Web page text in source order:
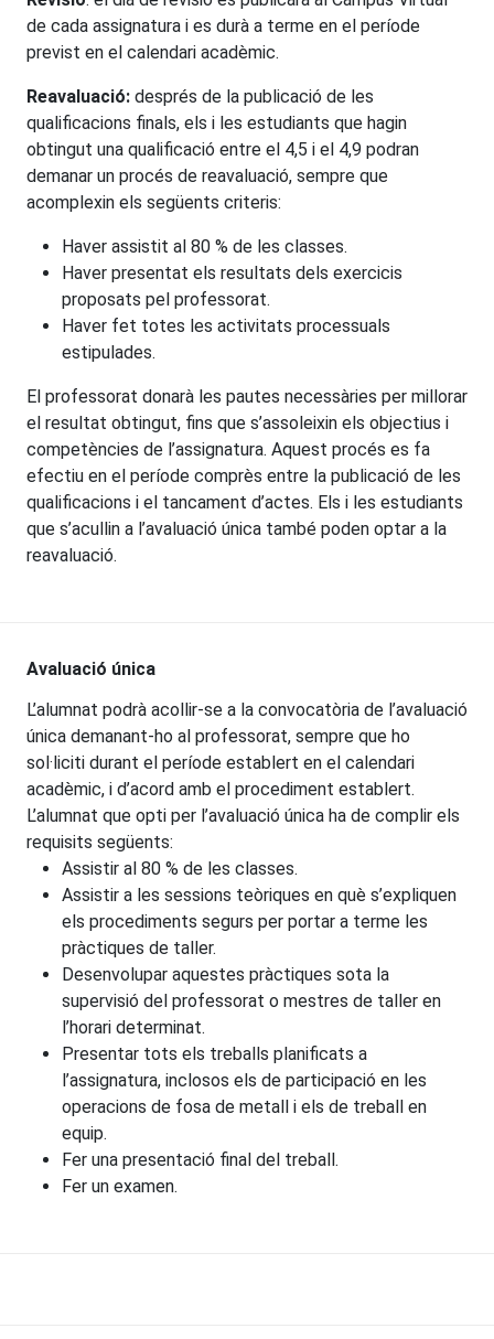
de cada assignatura i es durà a terme en el període
previst en el calendari acadèmic.
Reavaluació: després de la publicació de les
qualificacions finals, els i les estudiants que hagin
obtingut una qualificació entre el 4,5 i el 4,9 podran
demanar un procés de reavaluació, sempre que
acomplexin els següents criteris:
Haver assistit al 80 % de les classes.
Haver presentat els resultats dels exercicis
proposats pel professorat.
Haver fet totes les activitats processuals
estipulades.
El professorat donarà les pautes necessàries per millorar
el resultat obtingut, fins que s’assoleixin els objectius i
competències de l’assignatura. Aquest procés es fa
efectiu en el període comprès entre la publicació de les
qualificacions i el tancament d’actes. Els i les estudiants
que s’acullin a l’avaluació única també poden optar a la
reavaluació.
Avaluació única
L’alumnat podrà acollir-se a la convocatòria de l’avaluació
única demanant-ho al professorat, sempre que ho
sol·liciti durant el període establert en el calendari
acadèmic, i d’acord amb el procediment establert.
L’alumnat que opti per l’avaluació única ha de complir els
requisits següents:
Assistir al 80 % de les classes.
Assistir a les sessions teòriques en què s’expliquen
els procediments segurs per portar a terme les
pràctiques de taller.
Desenvolupar aquestes pràctiques sota la
supervisió del professorat o mestres de taller en
l’horari determinat.
Presentar tots els treballs planificats a
l’assignatura, inclosos els de participació en les
operacions de fosa de metall i els de treball en
equip.
Fer una presentació final del treball.
Fer un examen.